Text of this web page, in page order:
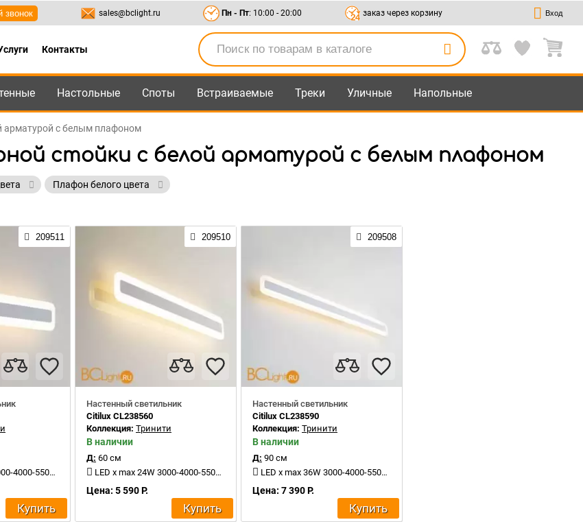
550-95-45 sales@bclight.ru
звонок sales@bclight.ru Пн - Пт: 10:00 - 20:00 заказ через корзину Вход
Контакты
Настольные Споты Встраиваемые Треки Уличные Напольные
арматурой с белым плафоном
стойки с белой арматурой с белым плафоном
Плафон белого цвета
209511
5500K 1500Lm
Купить
209510
Настенный светильник
Citilux CL238560
Коллекция: Тринити
В наличии
Д: 60 см
LED x max 24W 3000-4000-5500K 2400Lm
Цена: 5 590 Р.
Купить
209508
Настенный светильник
Citilux CL238590
Коллекция: Тринити
В наличии
Д: 90 см
LED x max 36W 3000-4000-5500K 4000Lm
Цена: 7 390 Р.
Купить